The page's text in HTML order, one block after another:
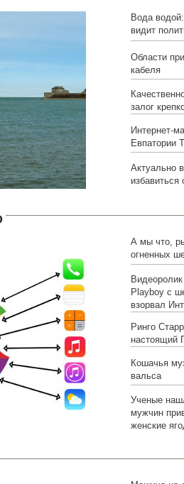
Вода
видит
ситуации с
Области
кабеля
залог
Интернет-
Евпатории
Актуально
избавиться
А мы что,
огненных
для Apple
Playboy с
взорвал
Ринго
настоящий
Кошачья
вальса
Ученые
мужчин
женские